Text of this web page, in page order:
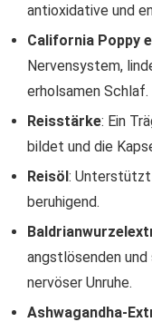
antioxidative und
California Poppy
Nervensystem,
erholsamen Schlaf.
Reisstärke: Ein
bildet und die
Reisöl: Unterstützt
beruhigend.
angstlösenden
nervöser Unruhe.
Ashwagandha-